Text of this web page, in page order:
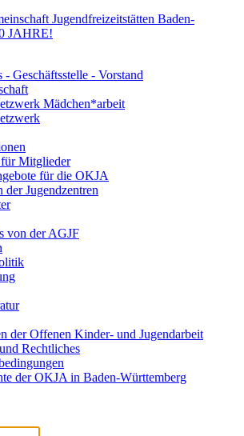
- Geschäftsstelle - Vorstand
Mädchen*arbeit
für Mitglieder
für die OKJA
der Jugendzentren
von der AGJF
der Offenen Kinder- und Jugendarbeit
Rechtliches
der OKJA in Baden-Württemberg